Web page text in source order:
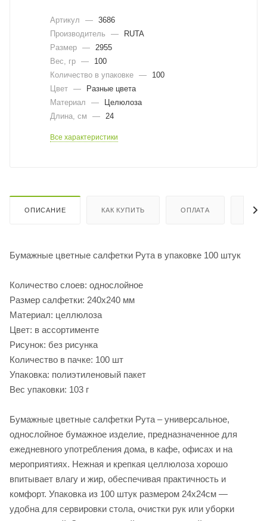
Артикул — 3686
Производитель
—
RUTA
Размер —
2955
Вес, гр —
100
Количество в упаковке —
100
Цвет —
Разные цвета
Материал
—
Целюлоза
Длина, cм
— 24
Все характеристики
ОПИСАНИЕ КАК КУПИТЬ ОПЛАТА
Бумажные цветные салфетки Рута в упаковке 100 штук
Количество слоев: однослойное
Размер салфетки: 240х240 мм
Материал: целлюлоза
Цвет: в ассортименте
Рисунок: без рисунка
Количество в пачке: 100 шт
Упаковка: полиэтиленовый пакет
Вес упаковки: 103 г
Бумажные цветные салфетки Рута – универсальное,
однослойное бумажное изделие, предназначенное для
ежедневного употребления дома, в кафе, офисах и на
мероприятиях. Нежная и крепкая целлюлоза хорошо
впитывает влагу и жир, обеспечивая практичность и
комфорт. Упаковка из 100 штук размером 24х24см —
удобна для сервировки стола, очистки рук или уборки